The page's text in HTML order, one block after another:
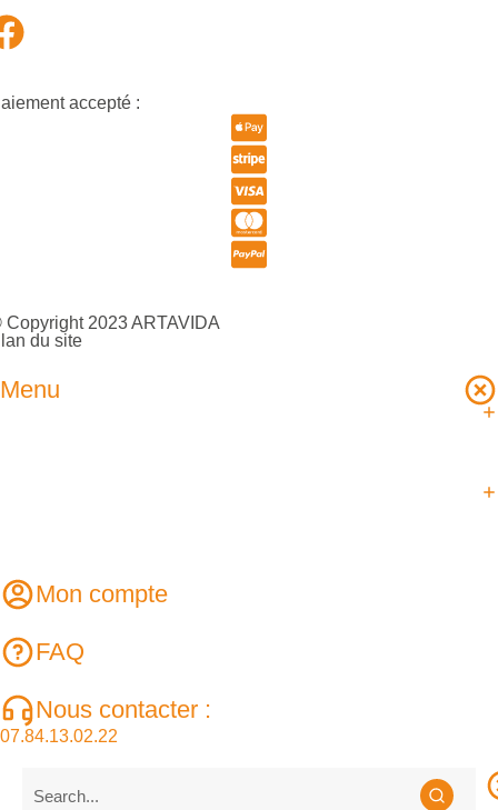
Copyright 2023 ARTAVIDA
du site
accepté :
Menu
Mon compte
FAQ
Nous contacter :
07.84.13.02.22